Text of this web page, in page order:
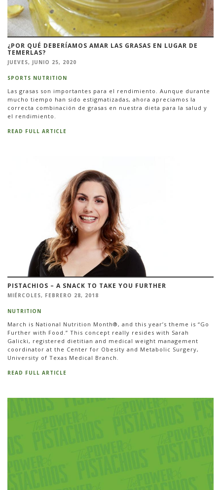
¿POR QUÉ DEBERÍAMOS AMAR LAS GRASAS EN LUGAR DE
TEMERLAS?
JUEVES, JUNIO 25, 2020
SPORTS NUTRITION
Las grasas son importantes para el rendimiento. Aunque durante
mucho tiempo han sido estigmatizadas, ahora apreciamos la
correcta combinación de grasas en nuestra dieta para la salud y
el rendimiento.
READ FULL ARTICLE
PISTACHIOS – A SNACK TO TAKE YOU FURTHER
MIÉRCOLES, FEBRERO 28, 2018
NUTRITION
March is National Nutrition Month®, and this year’s theme is “Go
Further with Food.” This concept really resides with Sarah
Galicki, registered dietitian and medical weight management
coordinator at the Center for Obesity and Metabolic Surgery,
University of Texas Medical Branch.
READ FULL ARTICLE